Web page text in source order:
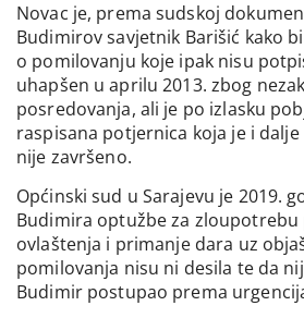
Novac je, prema sudskoj
Budimirov savjetnik Barišić kako
o pomilovanju koje ipak nisu
uhapšen u aprilu 2013. zbog
posredovanja, ali je po izlasku
raspisana potjernica koja je i
nije završeno.
Općinski sud u Sarajevu je 2019.
Budimira optužbe za zloupotrebu
ovlaštenja i primanje dara uz
pomilovanja nisu ni desila te da
Budimir postupao prema